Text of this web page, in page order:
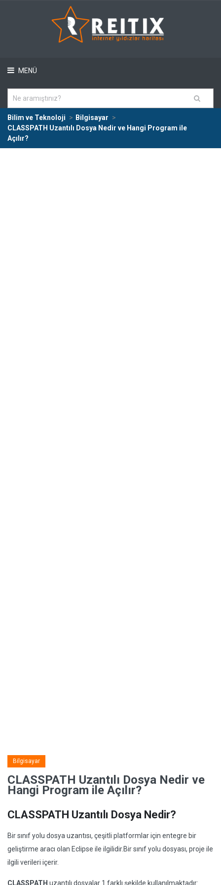
MENÜ
Bilim ve Teknoloji
Bilgisayar
CLASSPATH Uzantılı Dosya Nedir ve Hangi Program ile
Açılır?
Bilgisayar
CLASSPATH Uzantılı Dosya Nedir ve
Hangi Program ile Açılır?
CLASSPATH Uzantılı Dosya Nedir?
Bir sınıf yolu dosya uzantısı, çeşitli platformlar için entegre bir
geliştirme aracı olan Eclipse ile ilgilidir.Bir sınıf yolu dosyası, proje ile
ilgili verileri içerir.
CLASSPATH uzantılı dosyalar 1 farklı şekilde kullanılmaktadır: